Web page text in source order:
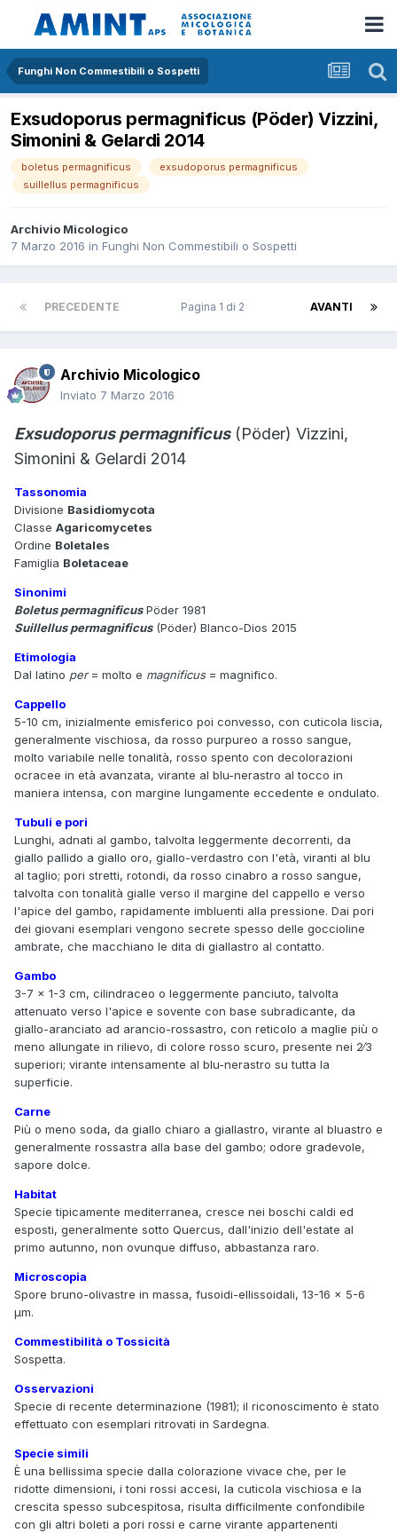
Funghi Non Commestibili o Sospetti
Exsudoporus permagnificus (Pöder) Vizzini,
Simonini & Gelardi 2014
boletus permagnificus
exsudoporus permagnificus
suillellus permagnificus
Archivio Micologico
7 Marzo 2016 in Funghi Non Commestibili o Sospetti
PRECEDENTE AVANTI
Pagina 1 di 2
Archivio Micologico
Inviato 7 Marzo 2016
Exsudoporus permagnificus(Pöder) Vizzini,
Simonini & Gelardi 2014
Tassonomia
Divisione Basidiomycota
Classe Agaricomycetes
Ordine Boletales
Famiglia Boletaceae
Sinonimi
Boletus permagnificusPöder 1981
Suillellus permagnificus(Pöder) Blanco-Dios 2015
Etimologia
Dal latino per= molto e magnificus= magnifico.
Cappello
5-10 cm, inizialmente emisferico poi convesso, con cuticola liscia,
generalmente vischiosa, da rosso purpureo a rosso sangue,
molto variabile nelle tonalità, rosso spento con decolorazioni
ocracee in età avanzata, virante al blu-nerastro al tocco in
maniera intensa, con margine lungamente eccedente e ondulato.
Tubuli e pori
Lunghi, adnati al gambo, talvolta leggermente decorrenti, da
giallo pallido a giallo oro, giallo-verdastro con l'età, viranti al blu
al taglio; pori stretti, rotondi, da rosso cinabro a rosso sangue,
talvolta con tonalità gialle verso il margine del cappello e verso
l'apice del gambo, rapidamente imbluenti alla pressione. Dai pori
dei giovani esemplari vengono secrete spesso delle goccioline
ambrate, che macchiano le dita di giallastro al contatto.
Gambo
3-7 × 1-3 cm, cilindraceo o leggermente panciuto, talvolta
attenuato verso l'apice e sovente con base subradicante, da
giallo-aranciato ad arancio-rossastro, con reticolo a maglie più o
meno allungate in rilievo, di colore rosso scuro, presente nei 2∕3
superiori; virante intensamente al blu-nerastro su tutta la
superficie.
Carne
Più o meno soda, da giallo chiaro a giallastro, virante al bluastro e
generalmente rossastra alla base del gambo; odore gradevole,
sapore dolce.
Habitat
Specie tipicamente mediterranea, cresce nei boschi caldi ed
esposti, generalmente sotto Quercus, dall'inizio dell'estate al
primo autunno, non ovunque diffuso, abbastanza raro.
Microscopia
Spore bruno-olivastre in massa, fusoidi-ellissoidali, 13-16 × 5-6
µm.
Commestibilità o Tossicità
Sospetta.
Osservazioni
Specie di recente determinazione (1981); il riconoscimento è stato
effettuato con esemplari ritrovati in Sardegna.
Specie simili
È una bellissima specie dalla colorazione vivace che, per le
ridotte dimensioni, i toni rossi accesi, la cuticola vischiosa e la
crescita spesso subcespitosa, risulta difficilmente confondibile
con gli altri boleti a pori rossi e carne virante appartenenti